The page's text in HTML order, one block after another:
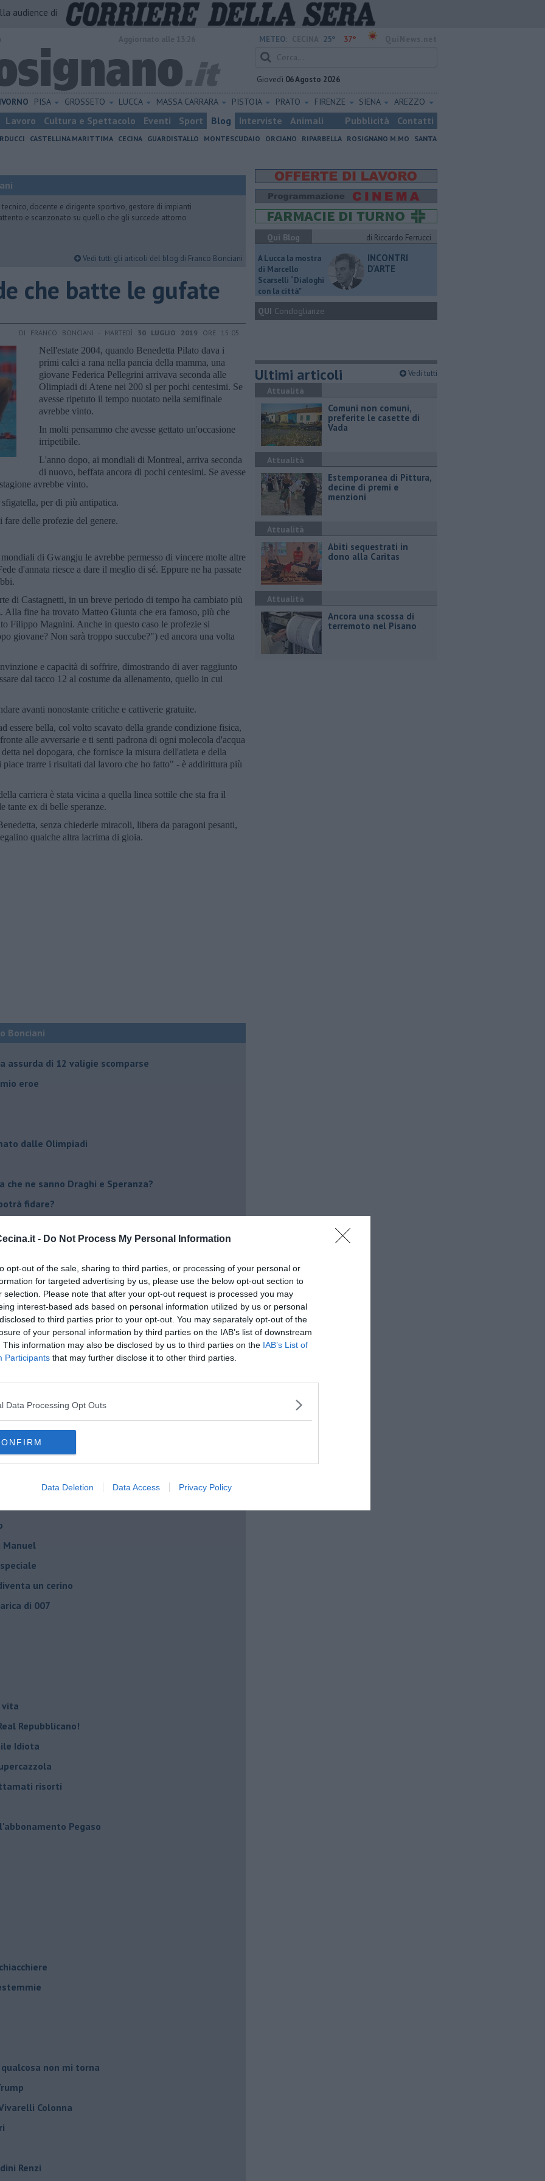
- Do Not Process My Personal Information
opt-out of the sale, sharing to third parties, or processing of your personal or
for targeted advertising by us, please use the below opt-out section to
selection. Please note that after your opt-out request is processed you may
interest-based ads based on personal information utilized by us or personal
to third parties prior to your opt-out. You may separately opt-out of the
of your personal information by third parties on the IAB’s list of downstream
This information may also be disclosed by us to third parties on the IAB’s List of
Participants that may further disclose it to other third parties.
Data Processing Opt Outs
Data Deletion Data Access Privacy Policy
audience di
METEO: 25° 37°
Giovedì 06 Agosto 2026
PISA GROSSETO LUCCA MASSA CARRARA PISTOIA PRATO FIRENZE SIENA AREZZO
Lavoro Cultura e Spettacolo Eventi Sport Blog Interviste Animali Pubblicità Contatti
CASTELLINA MARITTIMA CECINA GUARDISTALLO MONTESCUDAIO ORCIANO RIPARBELLA ROSIGNANO M.MO
SANTA
docente e dirigente sportivo, gestore di impianti
e scanzonato su quello che gli succede attorno
Vedi tutti gli articoli del blog di Franco Bonciani
che batte le gufate
DI FRANCO BONCIANI - MARTEDÌ 30 LUGLIO 2019 ORE 15:05
Nell'estate 2004, quando Benedetta Pilato dava i
primi calci a rana nella pancia della mamma, una
giovane Federica Pellegrini arrivava seconda alle
Olimpiadi di Atene nei 200 sl per pochi centesimi. Se
avesse ripetuto il tempo nuotato nella semifinale
avrebbe vinto.
In molti pensammo che avesse gettato un'occasione
irripetibile.
L'anno dopo, ai mondiali di Montreal, arriva seconda
di nuovo, beffata ancora di pochi centesimi. Se avesse
avrebbe vinto.
per di più antipatica.
fare delle profezie del genere.
di Gwangju le avrebbe permesso di vincere molte altre
d'annata riesce a dare il meglio di sé. Eppure ne ha passate
di Castagnetti, in un breve periodo di tempo ha cambiato più
fine ha trovato Matteo Giunta che era famoso, più che
Filippo Magnini. Anche in questo caso le profezie si
giovane? Non sarà troppo succube?") ed ancora una volta
e capacità di soffrire, dimostrando di aver raggiunto
dal tacco 12 al costume da allenamento, quello in cui
avanti nonostante critiche e cattiverie gratuite.
essere bella, col volto scavato della grande condizione fisica,
alle avversarie e ti senti padrona di ogni molecola d'acqua
nel dopogara, che fornisce la misura dell'atleta e della
trarre i risultati dal lavoro che ho fatto" - è addirittura più
carriera è stata vicina a quella linea sottile che sta fra il
tante ex di belle speranze.
senza chiederle miracoli, libera da paragoni pesanti,
qualche altra lacrima di gioia.
Bonciani
assurda di 12 valigie scomparse
eroe
dalle Olimpiadi
che ne sanno Draghi e Speranza?
fidare?
ho la soluzione
Giovanna d'Arco
semplificazione
mascherine
domiciliari
la spesa
tu!
gufate
Manuel
un cerino
di 007
vita
Repubblicano!
Idiota
risorti
Pegaso
non mi torna
Colonna
Renzi
Qui Blog
di Riccardo Ferrucci
A Lucca la mostra
di Marcello
Scarselli “Dialoghi
con la città"
INCONTRI
D'ARTE
QUI Condoglianze
Ultimi articoli Vedi tutti
Attualità
Comuni non comuni,
preferite le casette di
Vada
Attualità
Estemporanea di Pittura,
decine di premi e
menzioni
Attualità
Abiti sequestrati in
dono alla Caritas
Attualità
Ancora una scossa di
terremoto nel Pisano